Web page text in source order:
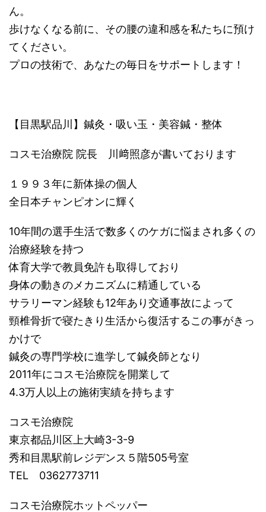
ん。
歩けなくなる前に、その腰の違和感を私たちに預け
てください。
プロの技術で、あなたの毎日をサポートします！
【目黒駅品川】鍼灸・吸い玉・美容鍼・整体
コスモ治療院 院長 川﨑照彦が書いております
１９９３年に新体操の個人
全日本チャンピオンに輝く
10年間の選手生活で数多くのケガに悩まされ多くの
治療経験を持つ
体育大学で教員免許も取得しており
身体の動きのメカニズムに精通している
サラリーマン経験も12年あり交通事故によって
頸椎骨折で寝たきり生活から復活するこの事がきっ
かけで
鍼灸の専門学校に進学して鍼灸師となり
2011年にコスモ治療院を開業して
4.3万人以上の施術実績を持ちます
コスモ治療院
東京都品川区上大崎3-3-9
秀和目黒駅前レジデンス５階505号室
TEL 0362773711
コスモ治療院ホットペッパー